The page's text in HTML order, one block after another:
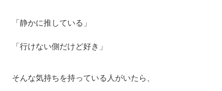
「静かに推している」
「行けない側だけど好き」
そんな気持ちを持っている人がいたら、